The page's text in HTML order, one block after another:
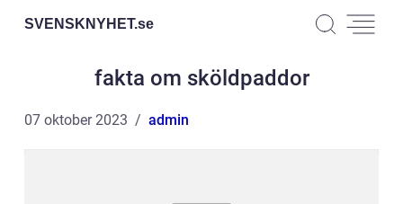
SVENSKNYHET.se
fakta om sköldpaddor
07 oktober 2023 admin